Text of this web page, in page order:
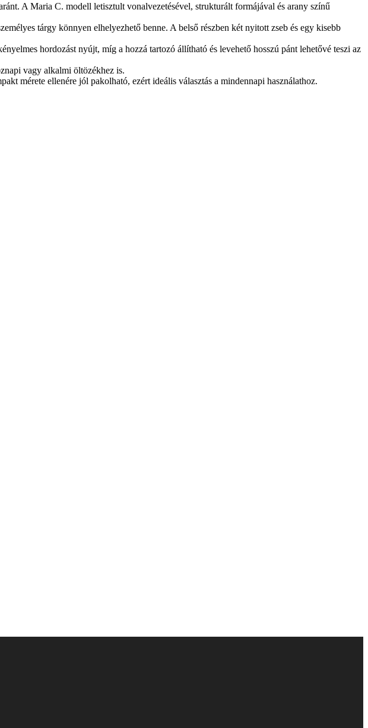
A Maria C. modell letisztult vonalvezetésével, strukturált formájával és arany színű
tárgy könnyen elhelyezhető benne. A belső részben két nyitott zseb és egy kisebb
hordozást nyújt, míg a hozzá tartozó állítható és levehető hosszú pánt lehetővé teszi az
vagy alkalmi öltözékhez is.
mérete ellenére jól pakolható, ezért ideális választás a mindennapi használathoz.